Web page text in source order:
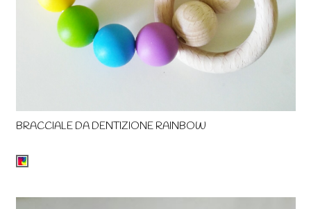
BRACCIALE DA DENTIZIONE RAINBOW